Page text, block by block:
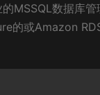
MSSQL数据库
的或Amazon